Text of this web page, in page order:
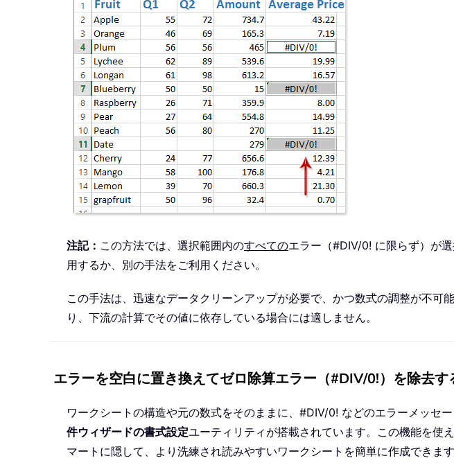
注記： この方法では、選択範囲内のすべてのエラー（#DIV/0! に限らず）が
用するか、別の手法をご利用ください。
この手法は、迅速なデータクリーンアップが必要で、かつ数式の調整が不
り、下流の計算でその値に依存している場合には適しません。
エラーを空白に置き換えてゼロ除算エラー（#DIV/0!）を除去す
ワークシートの構造や元の数式をそのままに、#DIV/0! などのエラーメッ
件ウィザードの書式設定ユーティリティが搭載されています。この機能を使
マートに隠して、より洗練され読みやすいワークシートを簡単に作成できます